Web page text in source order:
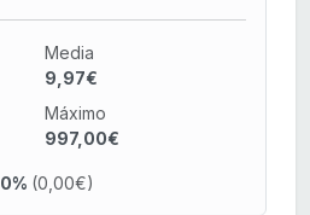
Media
9,97€
Máximo
997,00€
(0,00€)